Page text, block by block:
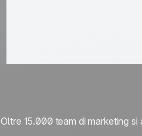
Oltre 15.000 team di marketing